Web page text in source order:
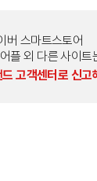
버 스마트스토어
외 다른 사이트
고객센터로 신고